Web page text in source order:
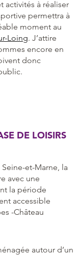
activités à réaliser
permettra à
moment au
Loing. J’attire
encore en
donc
DE LOISIRS
et-Marne, la
avec une
la période
accessible
-Château
autour d’un